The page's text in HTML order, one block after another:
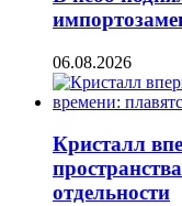
06.08.2026
Кристалл
отдельности